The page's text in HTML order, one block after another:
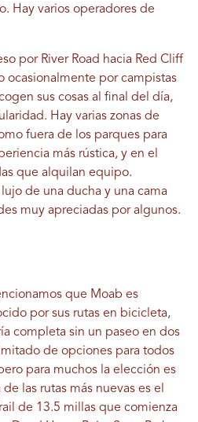
Hay varios operadores de
por River Road hacia Red Cliff
ocasionalmente por campistas
sus cosas al final del día,
Hay varias zonas de
fuera de los parques para
más rústica, y en el
que alquilan equipo.
de una ducha y una cama
muy apreciadas por algunos.
que Moab es
por sus rutas en bicicleta,
completa sin un paseo en dos
de opciones para todos
para muchos la elección es
las rutas más nuevas es el
de 13.5 millas que comienza